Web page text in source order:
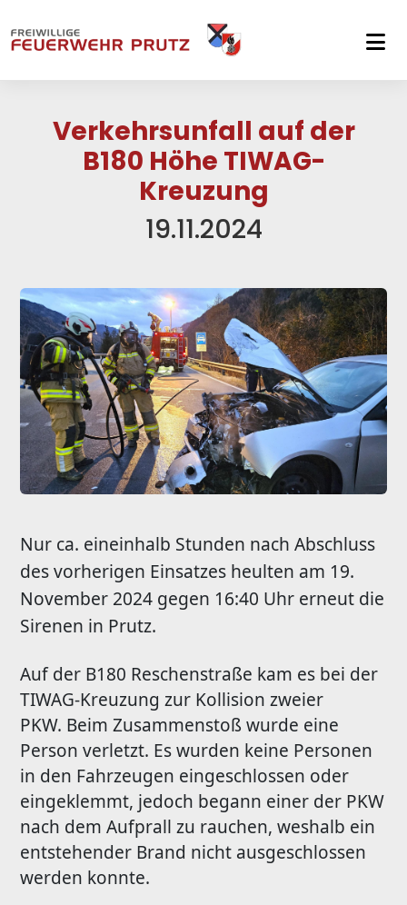
Verkehrsunfall auf der
B180 Höhe TIWAG-
Kreuzung
19.11.2024
Nur ca. eineinhalb Stunden nach Abschluss
des vorherigen Einsatzes heulten am 19.
November 2024 gegen 16:40 Uhr erneut die
Sirenen in Prutz.
Auf der B180 Reschenstraße kam es bei der
TIWAG-Kreuzung zur Kollision zweier
PKW. Beim Zusammenstoß wurde eine
Person verletzt. Es wurden keine Personen
in den Fahrzeugen eingeschlossen oder
eingeklemmt, jedoch begann einer der PKW
nach dem Aufprall zu rauchen, weshalb ein
entstehender Brand nicht ausgeschlossen
werden konnte.